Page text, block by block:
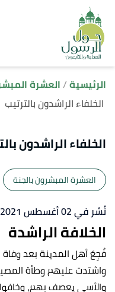
الرئيسية العشرة
الخلفاء الراشدون بالترتيب
الخلفاء الراشدون
العشرة المبشرون بالجنة
نُشر في 02 أغسطس 2021
الخلافة الراشدة
فُجِعَ أهل المدينة بعد
واشتدت عليهم وطأة
والأسى يعصف بهم،